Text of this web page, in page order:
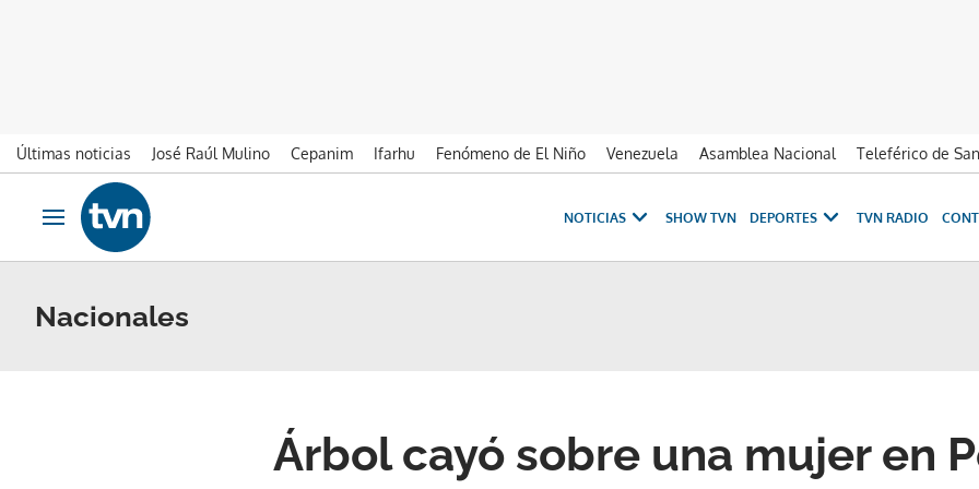
Últimas noticias José Raúl Mulino Cepanim Ifarhu Fenómeno de El Niño Venezuela Asamblea Nacional Teleférico de
Ir al contenido
Obrir navegació
NOTICIAS SHOW TVN DEPORTES TVN RADIO
Nacionales
Árbol cayó sobre una mujer en